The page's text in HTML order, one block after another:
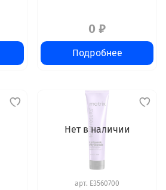
0 ₽
Подробнее
Нет в наличии
арт. E3560700